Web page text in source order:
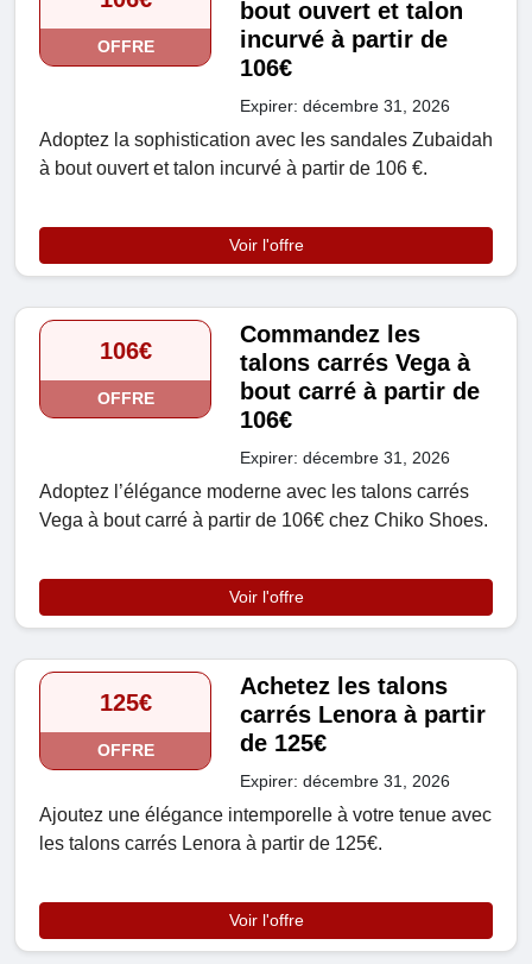
OFFRE
bout ouvert et talon
incurvé à partir de
106€
Expirer: décembre 31, 2026
Adoptez la sophistication avec les sandales Zubaidah
à bout ouvert et talon incurvé à partir de 106 €.
Voir l'offre
106€
OFFRE
Commandez les
talons carrés Vega à
bout carré à partir de
106€
Expirer: décembre 31, 2026
Adoptez l’élégance moderne avec les talons carrés
Vega à bout carré à partir de 106€ chez Chiko Shoes.
Voir l'offre
125€
OFFRE
Achetez les talons
carrés Lenora à partir
de 125€
Expirer: décembre 31, 2026
Ajoutez une élégance intemporelle à votre tenue avec
les talons carrés Lenora à partir de 125€.
Voir l'offre